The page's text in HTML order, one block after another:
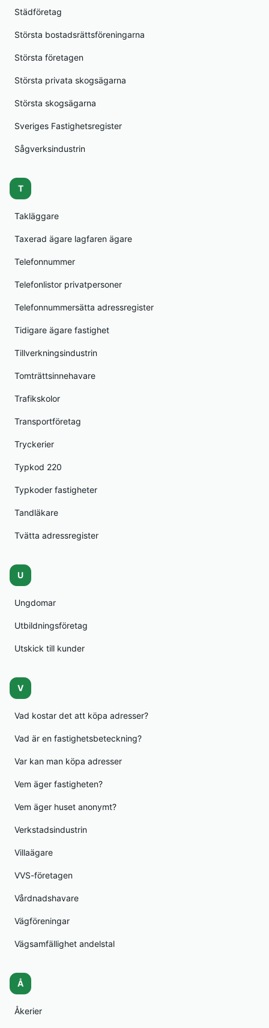
Städföretag
Största bostadsrättsföreningarna
Största företagen
Största privata skogsägarna
Största skogsägarna
Sveriges Fastighetsregister
Sågverksindustrin
T
Takläggare
Taxerad ägare lagfaren ägare
Telefonnummer
Telefonlistor privatpersoner
Telefonnummersätta adressregister
Tidigare ägare fastighet
Tillverkningsindustrin
Tomträttsinnehavare
Trafikskolor
Transportföretag
Tryckerier
Typkod 220
Typkoder fastigheter
Tandläkare
Tvätta adressregister
U
Ungdomar
Utbildningsföretag
Utskick till kunder
V
Vad kostar det att köpa adresser?
Vad är en fastighetsbeteckning?
Var kan man köpa adresser
Vem äger fastigheten?
Vem äger huset anonymt?
Verkstadsindustrin
Villaägare
VVS-företagen
Vårdnadshavare
Vägföreningar
Vägsamfällighet andelstal
Å
Åkerier